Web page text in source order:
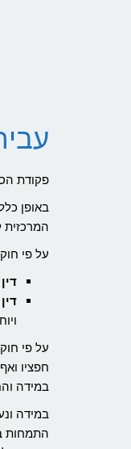
פקודת הסמים המסוכנים
באופן
המרכזית
על פי חוק השיפוט
חפציו
במידה
במידה
התמחות